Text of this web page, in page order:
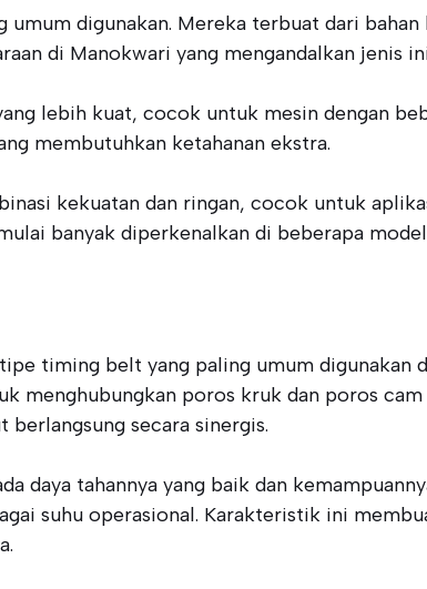
digunakan. Mereka terbuat dari
di Manokwari yang mengandalkan jenis
lebih kuat, cocok untuk mesin dengan
membutuhkan ketahanan ekstra.
kekuatan dan ringan, cocok untuk
banyak diperkenalkan di beberapa
timing belt yang paling umum digunakan
menghubungkan poros kruk dan poros
secara sinergis.
daya tahannya yang baik dan
suhu operasional. Karakteristik ini